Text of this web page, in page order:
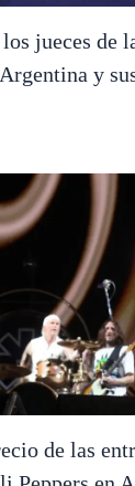
jueces de
y
de las